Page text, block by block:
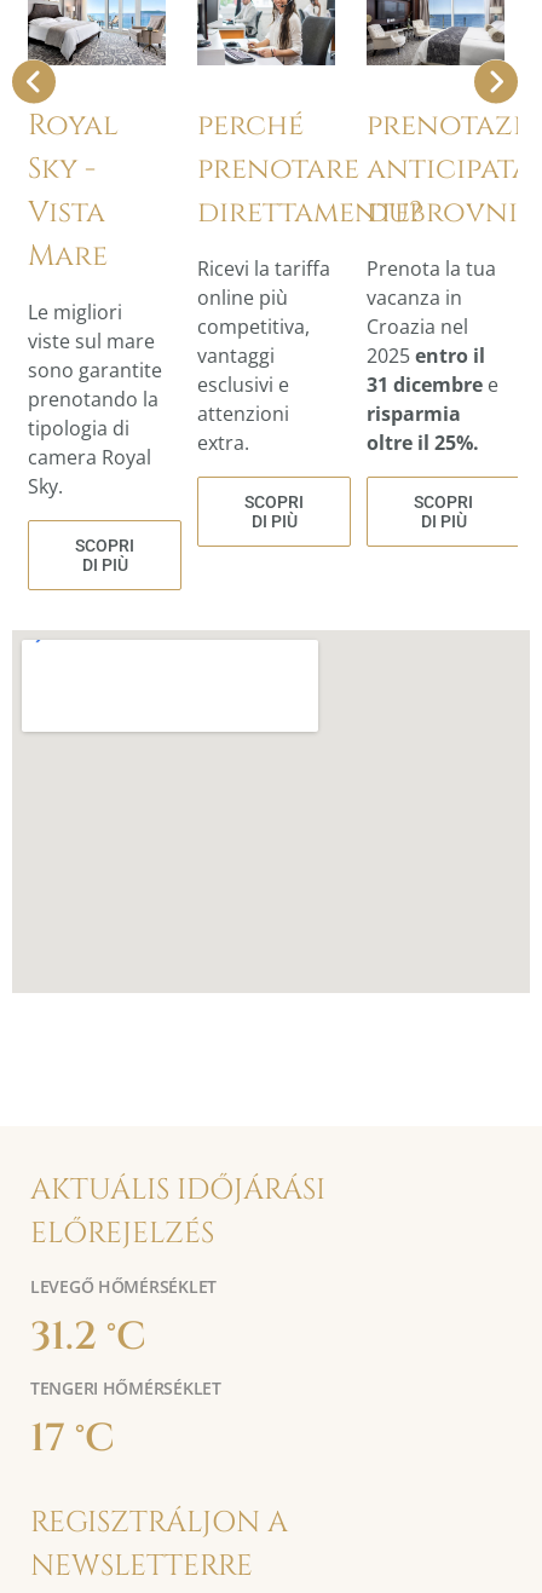
Royal
Sky -
Vista
Mare
Le migliori
viste sul mare
sono garantite
prenotando la
tipologia di
camera Royal
Sky.
SCOPRI
DI PIÙ
perché
prenotare
direttamente?
Ricevi la tariffa
online più
competitiva,
vantaggi
esclusivi e
attenzioni
extra.
SCOPRI
DI PIÙ
anticipata
dubrovnik
Prenota la tua
vacanza in
Croazia nel
2025entro il
31 dicembre e
risparmia
oltre il 25%.
SCOPRI
DI PIÙ
AKTUÁLIS IDŐJÁRÁSI
ELŐREJELZÉS
LEVEGŐ HŐMÉRSÉKLET
31.2 °C
TENGERI HŐMÉRSÉKLET
17 °C
REGISZTRÁLJON A
NEWSLETTERRE